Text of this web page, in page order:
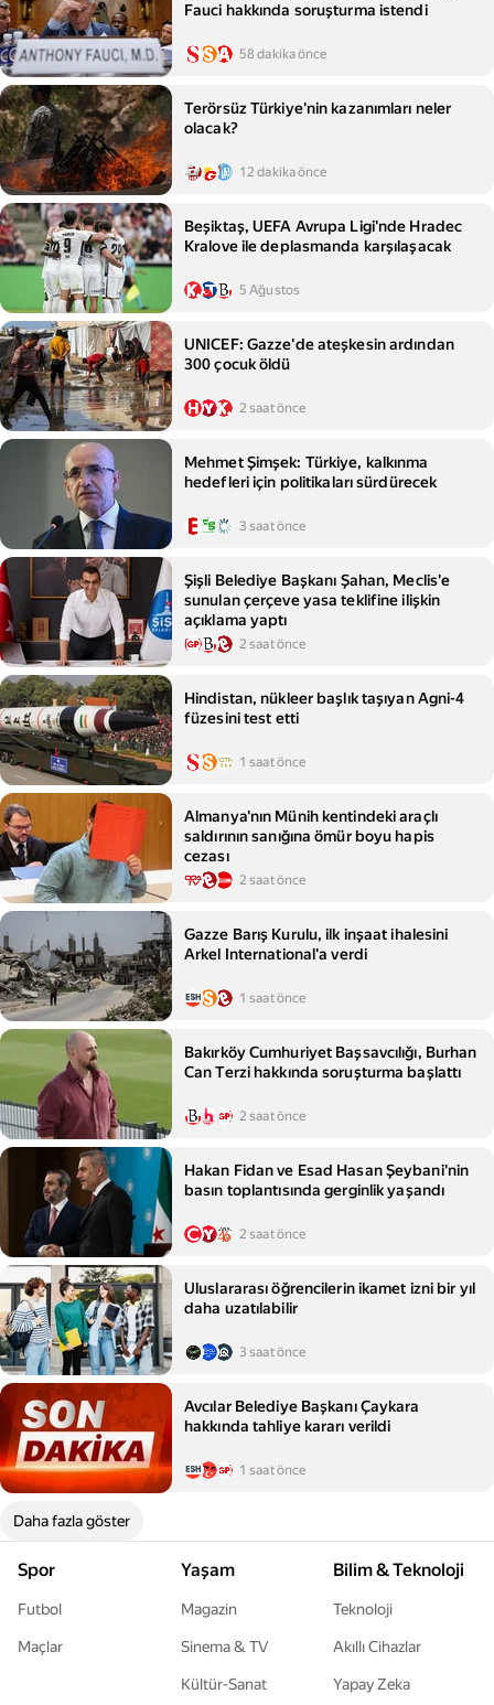
Fauci hakkında soruşturma istendi
58 dakika önce
Terörsüz Türkiye'nin kazanımları neler
olacak?
12 dakika önce
Beşiktaş, UEFA Avrupa Ligi'nde Hradec
Kralove ile deplasmanda karşılaşacak
5 Ağustos
UNICEF: Gazze'de ateşkesin ardından
300 çocuk öldü
2 saat önce
Mehmet Şimşek: Türkiye, kalkınma
hedefleri için politikaları sürdürecek
3 saat önce
Şişli Belediye Başkanı Şahan, Meclis'e
sunulan çerçeve yasa teklifine ilişkin
açıklama yaptı
2 saat önce
Hindistan, nükleer başlık taşıyan Agni-4
füzesini test etti
1 saat önce
Almanya'nın Münih kentindeki araçlı
saldırının sanığına ömür boyu hapis
cezası
2 saat önce
Gazze Barış Kurulu, ilk inşaat ihalesini
Arkel International'a verdi
1 saat önce
Bakırköy Cumhuriyet Başsavcılığı, Burhan
Can Terzi hakkında soruşturma başlattı
2 saat önce
Hakan Fidan ve Esad Hasan Şeybani'nin
basın toplantısında gerginlik yaşandı
2 saat önce
Uluslararası öğrencilerin ikamet izni bir yıl
daha uzatılabilir
3 saat önce
Avcılar Belediye Başkanı Çaykara
hakkında tahliye kararı verildi
1 saat önce
Daha fazla göster
Spor
Futbol
Maçlar
Yaşam
Magazin
Sinema & TV
Kültür-Sanat
Bilim & Teknoloji
Teknoloji
Akıllı Cihazlar
Yapay Zeka